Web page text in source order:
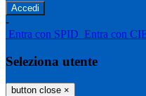
-
Entra con SPID Entra con
Seleziona utente
button close ×